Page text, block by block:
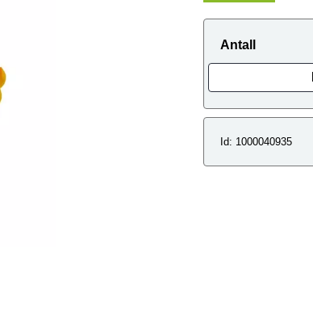
Antall
Id: 1000040935